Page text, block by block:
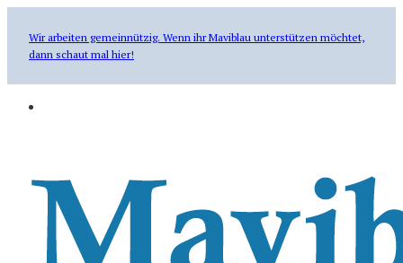
Wir arbeiten gemeinnützig. Wenn ihr Maviblau unterstützen möchtet,
dann schaut mal hier!